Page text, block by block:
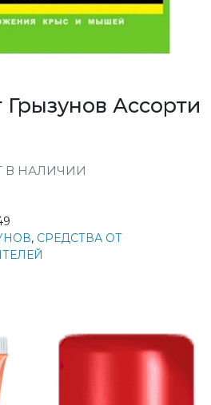
Ассорти
В НАЛИЧИИ
, СРЕДСТВА ОТ